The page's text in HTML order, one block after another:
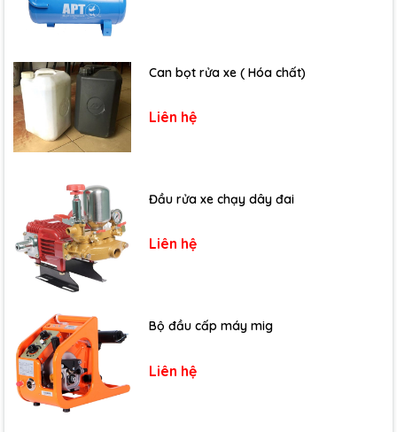
Can bọt rửa xe ( Hóa chất)
Liên hệ
Đầu rửa xe chạy dây đai
Liên hệ
Bộ đầu cấp máy mig
Liên hệ